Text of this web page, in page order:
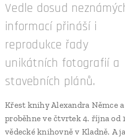
Vedle dosud
informací přináší i
reprodukce řady
unikátních fotografií a
stavebních plánů.
Křest knihy Alexandra Němce
proběhne ve čtvrtek 4. října od
vědecké knihovně v Kladně. A